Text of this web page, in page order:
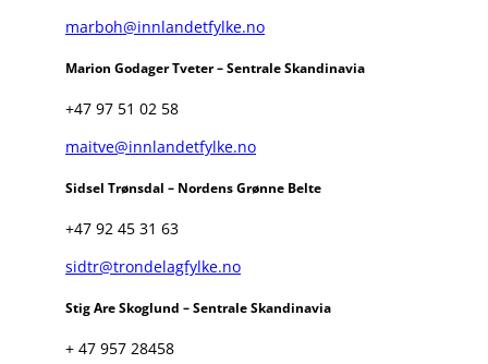
marboh@innlandetfylke.no
Marion Godager Tveter – Sentrale Skandinavia
+47 97 51 02 58
maitve@innlandetfylke.no
Sidsel Trønsdal – Nordens Grønne Belte
+47 92 45 31 63
sidtr@trondelagfylke.no
Stig Are Skoglund – Sentrale Skandinavia
+ 47 957 28458